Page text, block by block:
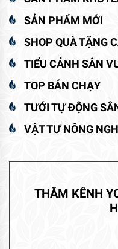
SẢN PHẨM MỚI
SHOP QUÀ TẶNG
TIỂU CẢNH SÂN
TOP BÁN CHẠY
TƯỚI TỰ ĐỘNG
VẬT TƯ NÔNG
THĂM KÊNH